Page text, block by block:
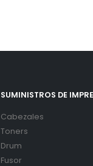
SUMINISTROS DE
Cabezales
Toners
Drum
Fusor